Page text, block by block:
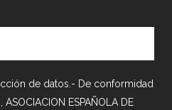
de datos.- De conformidad
ESPAÑOLA DE